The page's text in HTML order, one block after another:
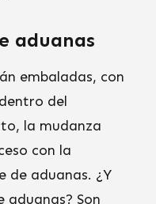
aduanas
embaladas, con
del
la mudanza
con la
de aduanas. ¿Y
aduanas? Son